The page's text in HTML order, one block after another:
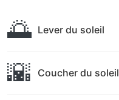
🌅 Lever du soleil
🌇 Coucher du soleil